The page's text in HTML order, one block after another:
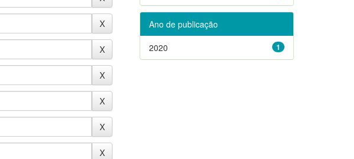
Ano de publicação
1
2020